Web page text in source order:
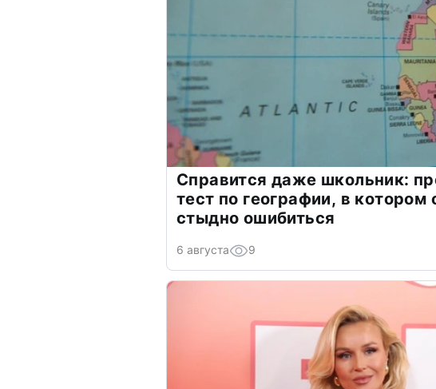
Справится даже школьник:
тест по географии, в котором
стыдно ошибиться
6 августа 9